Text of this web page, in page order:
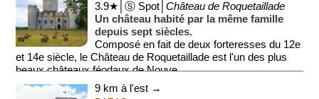
3.9★│Ⓢ Spot│Château de Roquetaillade
Un château habité par la même famille
depuis sept siècles.
Composé en fait de deux forteresses du 12e
et 14e siècle, le Château de Roquetaillade est l'un des plus
beaux châteaux féodaux de Nouve...
9 km à l'est →